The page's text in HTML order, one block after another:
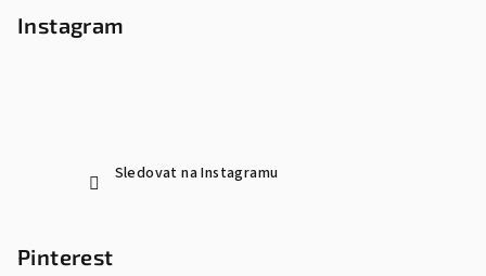
Instagram
Sledovat na Instagramu
Pinterest